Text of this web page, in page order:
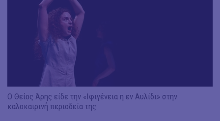
Ο Θείος Άρης είδε την «Ιφιγένεια η εν Αυλίδι» στην
καλοκαιρινή περιοδεία της